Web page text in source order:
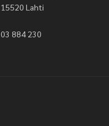
15520 Lahti
03 884 230